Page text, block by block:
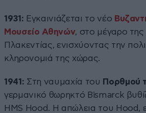
1931: Εγκαινιάζεται το νέο
Μουσείο Αθηνών, στο μέγαρο
Πλακεντίας, ενισχύοντας την
κληρονομιά της χώρας.
1941: Στη ναυμαχία του Πορθμού
γερμανικό θωρηκτό Bismarck
HMS Hood. Η απώλεια του Hood,